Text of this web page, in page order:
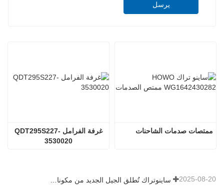
يرسل
غرفة الفرامل QDT295S227-
3530020
ممتصات صدمات الشاحنات
2025-08-20